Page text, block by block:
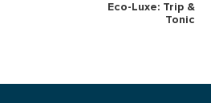
Eco-Luxe: Trip &
Tonic